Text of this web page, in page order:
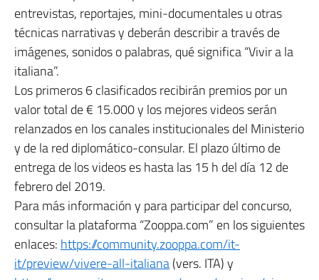
entrevistas, reportajes, mini-documentales u otras
técnicas narrativas y deberán describir a través de
imágenes, sonidos o palabras, qué significa “Vivir a la
italiana”.
Los primeros 6 clasificados recibirán premios por un
valor total de € 15.000 y los mejores videos serán
relanzados en los canales institucionales del Ministerio
y de la red diplomático-consular. El plazo último de
entrega de los videos es hasta las 15 h del día 12 de
febrero del 2019.
Para más información y para participar del concurso,
consultar la plataforma “Zooppa.com” en los siguientes
enlaces: https://community.zooppa.com/it-
it/preview/vivere-all-italiana(vers. ITA) y